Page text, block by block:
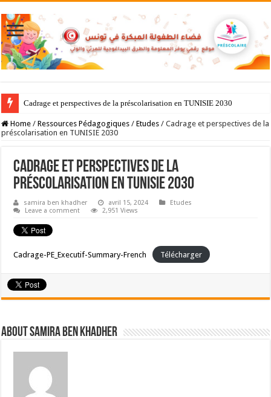
Cadrage et perspectives de la préscolarisation en TUNISIE 2030
Home / Ressources Pédagogiques / Etudes / Cadrage et perspectives de la
préscolarisation en TUNISIE 2030
Cadrage et perspectives de la
préscolarisation en TUNISIE 2030
samira ben khadher avril 15, 2024
Etudes
Leave a comment
2,951 Views
Cadrage-PE_Executif-Summary-French Télécharger
About samira ben khadher